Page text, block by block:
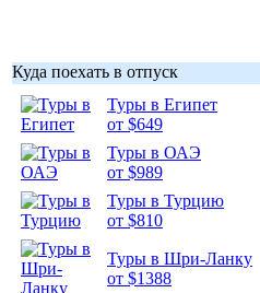
Куда поехать в отпуск
Туры в Египет
от $649
Туры в ОАЭ
от $989
Туры в Турцию
от $810
Туры в Шри-Ланку
от $1388